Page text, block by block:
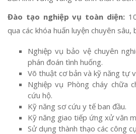
Đào tạo nghiệp vụ toàn diện:
qua các khóa huấn luyện chuyên sâu,
Nghiệp vụ bảo vệ chuyên
phán đoán tình huống.
Võ thuật cơ bản và kỹ năng tự
Nghiệp vụ Phòng cháy chữa
cứu hộ.
Kỹ năng sơ cứu y tế ban đầu.
Kỹ năng giao tiếp ứng xử văn
Sử dụng thành thạo các công